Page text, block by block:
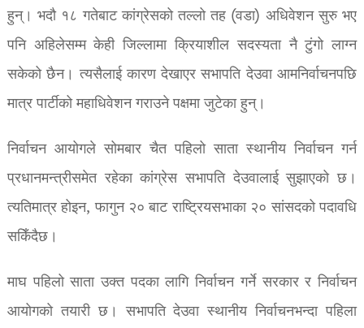
हुन्। भदौ १८ गतेबाट कांग्रेसको तल्लो तह (वडा) अधिवेशन सुरु भए
पनि अहिलेसम्म केही जिल्लामा क्रियाशील सदस्यता नै टुंगो लाग्न
सकेको छैन। त्यसैलाई कारण देखाएर सभापति देउवा आमनिर्वाचनपछि
मात्र पार्टीको महाधिवेशन गराउने पक्षमा जुटेका हुन्।
निर्वाचन आयोगले सोमबार चैत पहिलो साता स्थानीय निर्वाचन गर्न
प्रधानमन्त्रीसमेत रहेका कांग्रेस सभापति देउवालाई सुझाएको छ।
त्यतिमात्र होइन, फागुन २० बाट राष्ट्रियसभाका २० सांसदको पदावधि
सकिँदैछ।
माघ पहिलो साता उक्त पदका लागि निर्वाचन गर्ने सरकार र निर्वाचन
आयोगको तयारी छ। सभापति देउवा स्थानीय निर्वाचनभन्दा पहिला